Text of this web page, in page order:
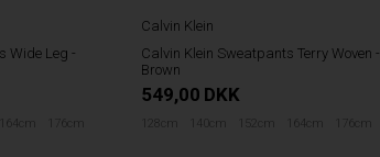
Wide Leg -
164cm 176cm
Calvin Klein
Calvin Klein Sweatpants Terry Woven -
Brown
549,00 DKK
128cm 140cm 152cm 164cm 176cm